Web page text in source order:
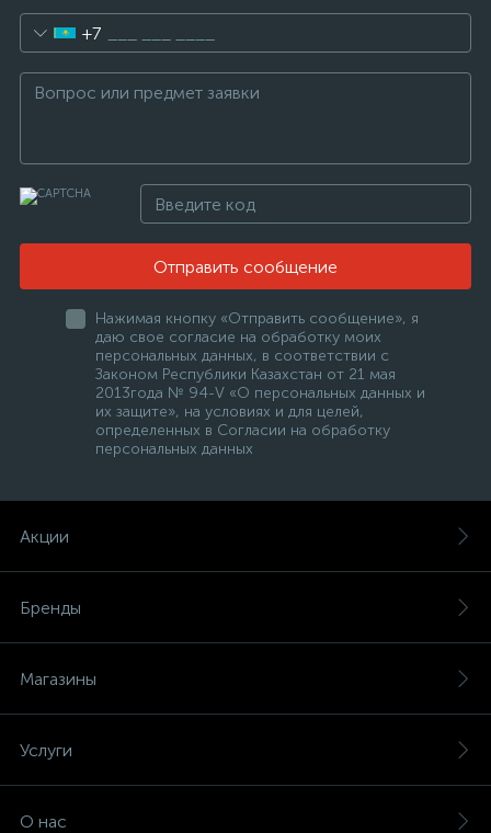
+7
Отправить сообщение
Нажимая кнопку «Отправить сообщение», я
даю свое согласие на обработку моих
персональных данных, в соответствии с
Законом Республики Казахстан от 21 мая
2013года № 94-V «О персональных данных и
их защите», на условиях и для целей,
определенных в Согласии на обработку
персональных данных
Акции
Бренды
Магазины
Услуги
О нас